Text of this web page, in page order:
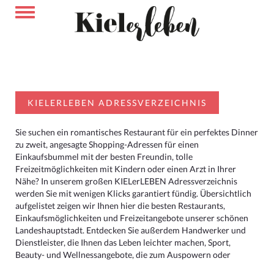
KIELERLEBEN ADRESSVERZEICHNIS
Sie suchen ein romantisches Restaurant für ein perfektes Dinner
zu zweit, angesagte Shopping-Adressen für einen
Einkaufsbummel mit der besten Freundin, tolle
Freizeitmöglichkeiten mit Kindern oder einen Arzt in Ihrer
Nähe? In unserem großen KIELerLEBEN Adressverzeichnis
werden Sie mit wenigen Klicks garantiert fündig. Übersichtlich
aufgelistet zeigen wir Ihnen hier die besten Restaurants,
Einkaufsmöglichkeiten und Freizeitangebote unserer schönen
Landeshauptstadt. Entdecken Sie außerdem Handwerker und
Dienstleister, die Ihnen das Leben leichter machen, Sport,
Beauty- und Wellnessangebote, die zum Auspowern oder